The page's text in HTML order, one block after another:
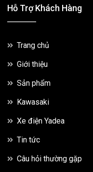
Hỗ Trợ Khách Hàng
Trang chủ
Giới thiệu
Sản phẩm
Kawasaki
Xe điện Yadea
Tin tức
Câu hỏi thường gặp